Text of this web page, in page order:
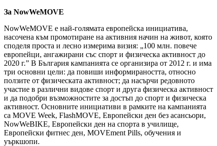
За NowWeMOVE
NowWeMOVE e най-голямата европейска инициатива,
насочена към промотиране на активния начин на живот, която
споделя проста и лесно измерима визия: „100 млн. повече
европейци, ангажирани със спорт и физическа активност до
2020 г.” В България кампанията се организира от 2012 г. и има
три основни цели: да повиши информираността, относно
ползите от физическата активност; да насърчи редовното
участие в различни видове спорт и друга физическа активност
и да подобри възможностите за достъп до спорт и физическа
активност. Основните инициативи в рамките на кампанията
са MOVE Week, FlashMOVE, Европейски ден без асансьори,
NowWeBIKE, Европейски ден на спорта в училище,
Европейски фитнес ден, MOVEment Pills, обучения и
уъркшопи.